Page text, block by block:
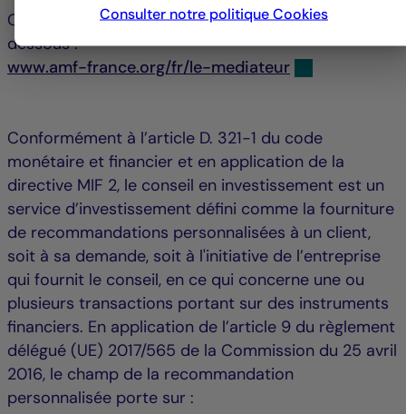
Ou par formulaire électronique via le lien ci-
dessous :
www.amf-france.org/fr/le-mediateur
Conformément à l’article D. 321-1 du code
monétaire et financier et en application de la
directive MIF 2, le conseil en investissement est un
service d’investissement défini comme la fourniture
de recommandations personnalisées à un client,
soit à sa demande, soit à l'initiative de l’entreprise
qui fournit le conseil, en ce qui concerne une ou
plusieurs transactions portant sur des instruments
financiers. En application de l’article 9 du règlement
délégué (UE) 2017/565 de la Commission du 25 avril
2016, le champ de la recommandation
personnalisée porte sur :
Consulter notre politiqueCookies